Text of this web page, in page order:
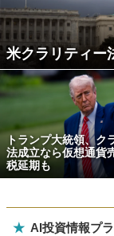
米クラリティー
トランプ大統領、ク
法成立なら仮想通貨
税延期も
★ AI投資情報プ